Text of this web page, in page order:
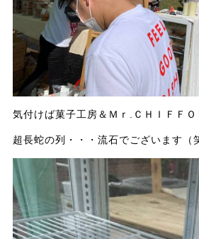
気付けば菓子工房＆Ｍｒ.ＣＨＩＦＦＯ
超長蛇の列・・・流石でございます（